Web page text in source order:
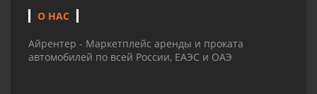
О НАС
Айрентер - Маркетплейс аренды и проката
автомобилей по всей России, ЕАЭС и ОАЭ